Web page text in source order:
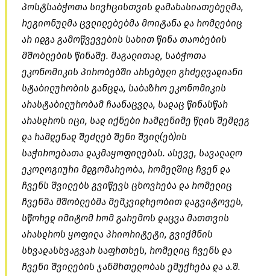
პოსტსაბჭოთა სივრცისთვის დამახასიათებელმა,
რეგიონულმა ცვლილებებმა მოიტანა და რომლებიც
არ იდგა გამოწვევების სახით წინა თაობების
მშობლების წინაშე. მაგალითად, საბჭოთა
ეკონომიკის პირობებში არსებული გრძელვადიანი
სტაბილურობის განცდა, საბაზრო ეკონომიკის
არასტაბილურობამ ჩაანაცვლა, სადაც წინასწარ
არასდროს იცი, სად იქნები რამდენიმე წლის შემდეგ
და რამდენად შეძლებ შენი შვილ(ებ)ის
საჭიროებათა დაკმაყოფილებას. ასევე, სავალალო
ეკოლოგიური მდგომარეობა, რომელშიც ჩვენ და
ჩვენს შვილებს გვიწევს ცხოვრება და რომელიც
ჩვენმა მშობლებმა მემკვიდრეობით დაგვიტოვეს,
სწორედ იმიტომ რომ გარემოს დაცვა მათთვის
არასდროს ყოფილა პრიორიტეტი, გვიქმნის
სხვადასხვაგვარ საფრთხეს, რომელიც ჩვენს და
ჩვენი შვილების ჯანმრთელობას ემუქრება და ა.შ.